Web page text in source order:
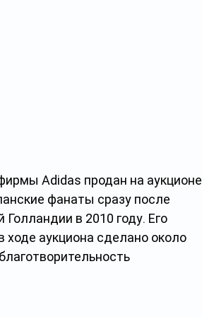
Adidas продан на аукционе
фанаты сразу после
в 2010 году. Его
ходе аукциона сделано около